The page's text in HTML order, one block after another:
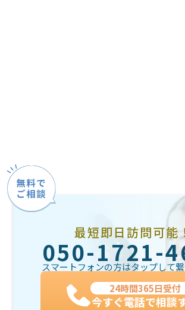
最短即日訪問可能
050-1721-
スマートフォンの方はタップして繋
24時間365日受付
今すぐ電話で相談